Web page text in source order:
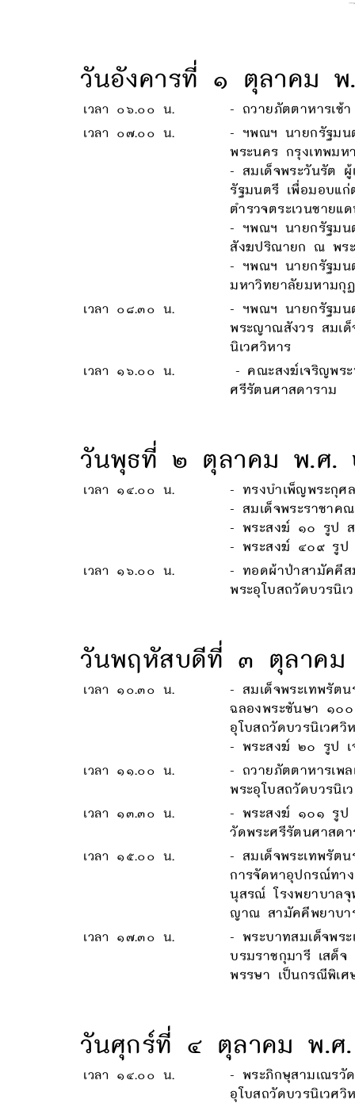
วันอังคารที่ ๑ ตุลาคม
เวลา ๐๖.๐๐ น. - ถวายภัตตาหารเ
เวลา ๐๗.๐๐ น.
- ฯพณฯ นายกรัฐมน
พระนคร กรุงเทพมห
- สมเด็จพระวันรัต
รัฐมนตรี เพื่อมอบแก่
ตำรวจตระเวนชายแ
- ฯพณฯ นายกรัฐมน
สังฆปริณายก ณ พระ
- ฯพณฯ นายกรัฐมน
มหาวิทยาลัยมหามกุ
เวลา ๐๘.๓๐ น.
- ฯพณฯ นายกรัฐมน
พระญาณสังวร สมเ
นิเวศวิหาร
เวลา ๑๖.๐๐ น.
- คณะสงฆ์เจริญพร
ศรีรัตนศาสดาราม
วันพุธที่ ๒ ตุลาคม พ.ศ
เวลา ๑๔.๐๐ น.
- ทรงบำเพ็ญพระกุศ
- สมเด็จพระราชาค
- พระสงฆ์ ๑๐ รูป
- พระสงฆ์ ๔๐๙ รูป
เวลา ๑๖.๐๐ น.
- ทอดผ้าป่าสามัคคีส
พระอุโบสถวัดบวรนิเ
วันพฤหัสบดีที่ ๓ ตุลาค
เวลา ๑๐.๓๐ น.
- สมเด็จพระเทพรัต
ฉลองพระชันษา ๑๐
อุโบสถวัดบวรนิเวศวิ
- พระสงฆ์ ๒๐ รูป เ
เวลา ๑๑.๐๐ น.
- ถวายภัตตาหารเพ
พระอุโบสถวัดบวรนิเ
เวลา ๑๓.๓๐ น.
- พระสงฆ์ ๑๐๑ รูป
วัดพระศรีรัตนศาสด
เวลา ๑๕.๐๐ น.
- สมเด็จพระเทพรัต
การจัดหาอุปกรณ์ทา
นุสรณ์ โรงพยาบาล
ญาณ สามัคคีพยาบา
เวลา ๑๗.๓๐ น.
- พระบาทสมเด็จพร
บรมราชกุมารี เสด็
พรรษา เป็นกรณีพิเ
วันศุกร์ที่ ๔ ตุลาคม พ.
เวลา ๑๔.๐๐ น.
- พระภิกษุสามเณรวั
อุโบสถวัดบวรนิเวศวิ